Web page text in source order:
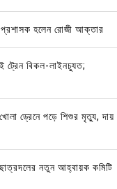
প্রশাসক হলেন রোজী আক্তার
বিকল-লাইনচ্যুত;
ড্রেনে পড়ে শিশুর মৃত্যু, দায়
ছাত্রদলের নতুন আহ্বায়ক কমিটি